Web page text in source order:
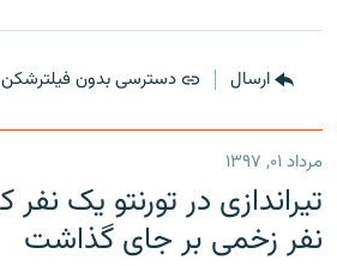
ارسال دسترسی بدون فیلترشکن
مرداد ۰۱, ۱۳۹۷
نفر زخمی بر جای گذاشت